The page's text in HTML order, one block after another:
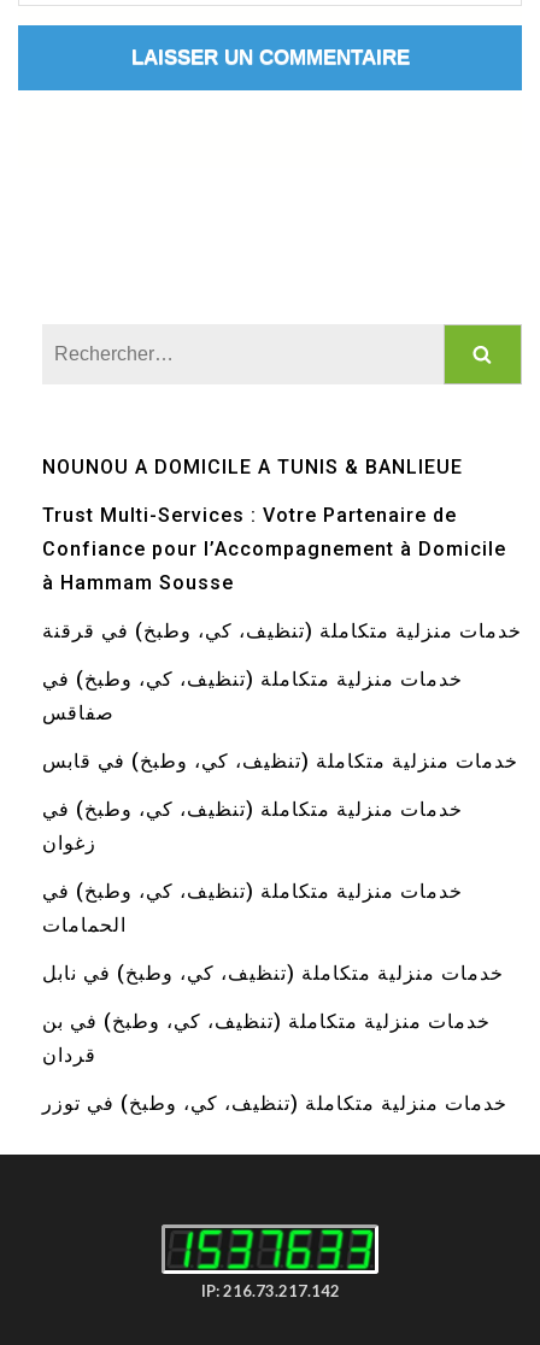
NOUNOU A DOMICILE A TUNIS & BANLIEUE
Trust Multi-Services : Votre Partenaire de
Confiance pour l’Accompagnement à Domicile
à Hammam Sousse
خدمات منزلية متكاملة (تنظيف، كي، وطبخ) في قرقنة
خدمات منزلية متكاملة (تنظيف، كي، وطبخ) في
صفاقس
خدمات منزلية متكاملة (تنظيف، كي، وطبخ) في قابس
خدمات منزلية متكاملة (تنظيف، كي، وطبخ) في
زغوان
خدمات منزلية متكاملة (تنظيف، كي، وطبخ) في
الحمامات
خدمات منزلية متكاملة (تنظيف، كي، وطبخ) في نابل
خدمات منزلية متكاملة (تنظيف، كي، وطبخ) في بن
قردان
خدمات منزلية متكاملة (تنظيف، كي، وطبخ) في توزر
IP: 216.73.217.142